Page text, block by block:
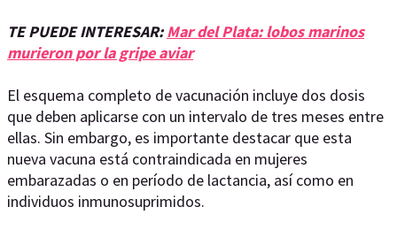
TE PUEDE INTERESAR:Mar del Plata: lobos marinos
murieron por la gripe aviar
El esquema completo de vacunación incluye dos dosis
que deben aplicarse con un intervalo de tres meses entre
ellas. Sin embargo, es importante destacar que esta
nueva vacuna está contraindicada en mujeres
embarazadas o en período de lactancia, así como en
individuos inmunosuprimidos.